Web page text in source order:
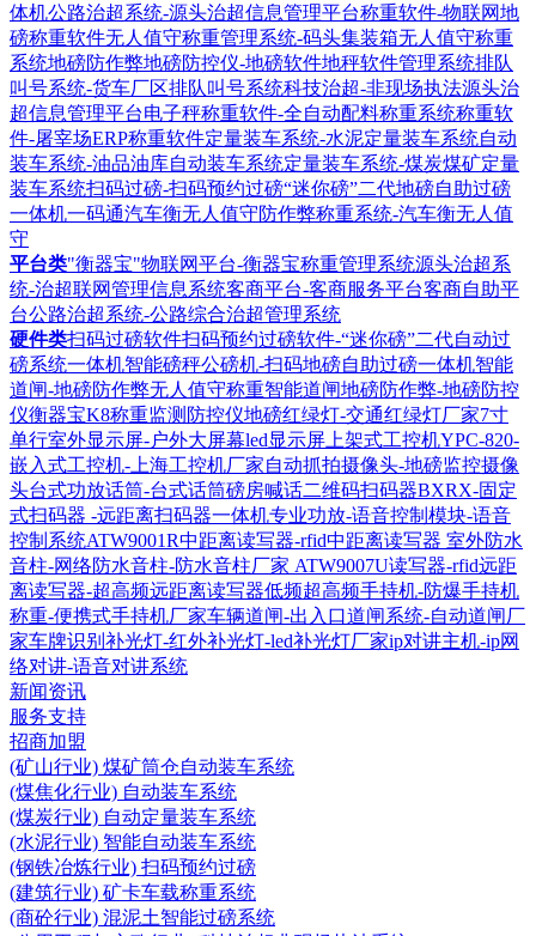
体机公路治超系统-源头治超信息管理平台称重软件-物联网地
磅称重软件无人值守称重管理系统-码头集装箱无人值守称重
系统地磅防作弊地磅防控仪-地磅软件地秤软件管理系统排队
叫号系统-货车厂区排队叫号系统科技治超-非现场执法源头治
超信息管理平台电子秤称重软件-全自动配料称重系统称重软
件-屠宰场ERP称重软件定量装车系统-水泥定量装车系统自动
装车系统-油品油库自动装车系统定量装车系统-煤炭煤矿定量
装车系统扫码过磅-扫码预约过磅“迷你磅”二代地磅自助过磅
一体机一码通汽车衡无人值守防作弊称重系统-汽车衡无人值
守
平台类"衡器宝"物联网平台-衡器宝称重管理系统源头治超系
统-治超联网管理信息系统客商平台-客商服务平台客商自助平
台公路治超系统-公路综合治超管理系统
硬件类扫码过磅软件扫码预约过磅软件-“迷你磅”二代自动过
磅系统一体机智能磅秤公磅机-扫码地磅自助过磅一体机智能
道闸-地磅防作弊无人值守称重智能道闸地磅防作弊-地磅防控
仪衡器宝K8称重监测防控仪地磅红绿灯-交通红绿灯厂家7寸
单行室外显示屏-户外大屏幕led显示屏上架式工控机YPC-820-
嵌入式工控机-上海工控机厂家自动抓拍摄像头-地磅监控摄像
头台式功放话筒-台式话筒磅房喊话二维码扫码器BXRX-固定
式扫码器 -远距离扫码器一体机专业功放-语音控制模块-语音
控制系统ATW9001R中距离读写器-rfid中距离读写器 室外防水
音柱-网络防水音柱-防水音柱厂家 ATW9007U读写器-rfid远距
离读写器-超高频远距离读写器低频超高频手持机-防爆手持机
称重-便携式手持机厂家车辆道闸-出入口道闸系统-自动道闸厂
家车牌识别补光灯-红外补光灯-led补光灯厂家ip对讲主机-ip网
络对讲-语音对讲系统
新闻资讯
服务支持
招商加盟
(矿山行业) 煤矿筒仓自动装车系统
(煤焦化行业) 自动装车系统
(煤炭行业) 自动定量装车系统
(水泥行业) 智能自动装车系统
(钢铁冶炼行业) 扫码预约过磅
(建筑行业) 矿卡车载称重系统
(商砼行业) 混泥土智能过磅系统